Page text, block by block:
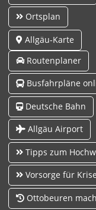
Ortsplan
Allgäu-Karte
Routenplaner
Busfahrpläne
Deutsche Bahn
Allgäu Airport
Tipps zum
Vorsorge für
Ottobeuren